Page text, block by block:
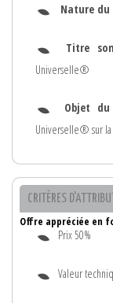
Nature du
Titre
Universelle®
Objet
Universelle® sur
CRITÈRES
Offre appréciée en
Prix 50%
Valeur